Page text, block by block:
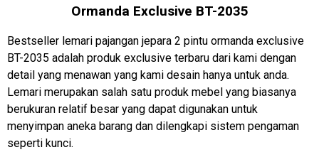
Ormanda Exclusive BT-2035
Bestseller lemari pajangan jepara 2 pintu ormanda exclusive
BT-2035 adalah produk exclusive terbaru dari kami dengan
detail yang menawan yang kami desain hanya untuk anda.
Lemari merupakan salah satu produk mebel yang biasanya
berukuran relatif besar yang dapat digunakan untuk
menyimpan aneka barang dan dilengkapi sistem pengaman
seperti kunci.